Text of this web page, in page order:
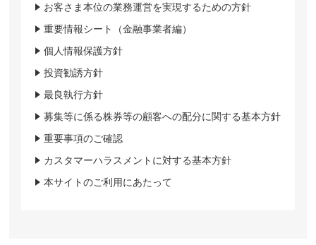
お客さま本位の業務運営を実現するための方針
重要情報シート（金融事業者編）
個人情報保護方針
投資勧誘方針
最良執行方針
募集等に係る株券等の顧客への配分に関する基本方針
重要事項のご確認
カスタマーハラスメントに対する基本方針
本サイトのご利用にあたって